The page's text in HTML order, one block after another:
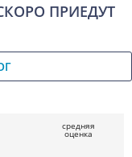
ПРИЕДУТ